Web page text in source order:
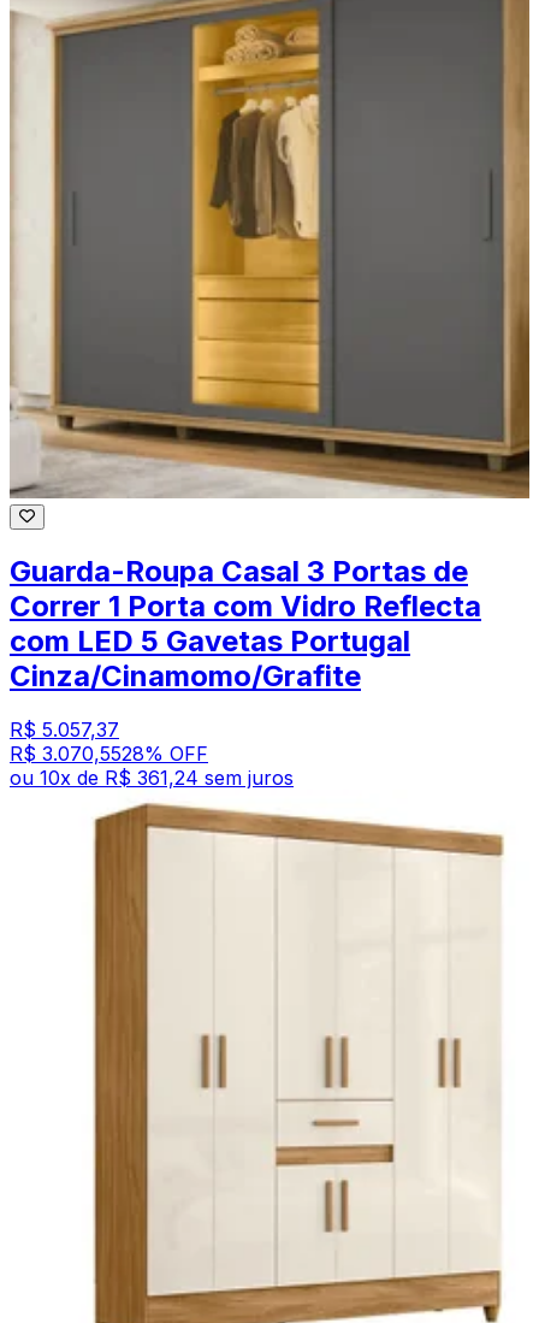
Guarda-Roupa Casal 3 Portas de
Correr 1 Porta com Vidro Reflecta
com LED 5 Gavetas Portugal
Cinza/Cinamomo/Grafite
R$ 5.057,37
R$ 3.070,5528% OFF
ou 10x de R$ 361,24 sem juros